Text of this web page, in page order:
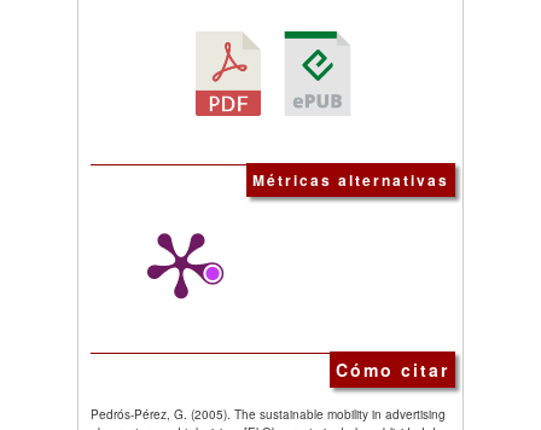
Métricas alternativas
Cómo citar
Pedrós-Pérez, G. (2005). The sustainable mobility in advertising